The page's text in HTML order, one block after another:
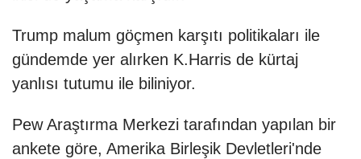
Trump malum göçmen karşıtı politikaları ile
gündemde yer alırken K.Harris de kürtaj
yanlısı tutumu ile biliniyor.
Pew Araştırma Merkezi tarafından yapılan bir
ankete göre, Amerika Birleşik Devletleri'nde